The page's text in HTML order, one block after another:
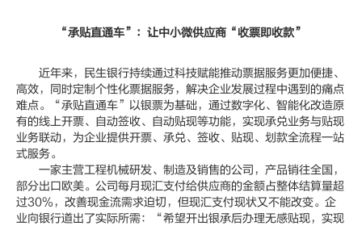
“承贴直通车”：让中小微供应商“收票即收款”
近年来，民生银行持续通过科技赋能推动票据服务更加便捷、
高效，同时定制个性化票据服务，解决企业发展过程中遇到的痛点
难点。“承贴直通车”以银票为基础，通过数字化、智能化改造原
有的线上开票、自动签收、自动贴现等功能，实现承兑业务与贴现
业务联动，为企业提供开票、承兑、签收、贴现、划款全流程一站
式服务。
一家主营工程机械研发、制造及销售的公司，产品销往全国，
部分出口欧美。公司每月现汇支付给供应商的金额占整体结算量超
过30%，改善现金流需求迫切，但现汇支付现状又不能改变。企
业向银行道出了实际所需：“希望开出银承后办理无感贴现，实现